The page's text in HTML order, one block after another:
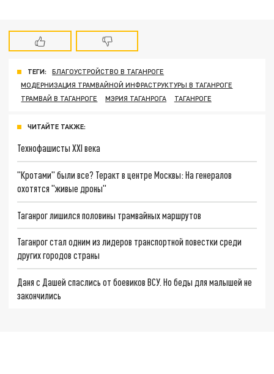
ТЕГИ:
БЛАГОУСТРОЙСТВО В ТАГАНРОГЕ
МОДЕРНИЗАЦИЯ ТРАМВАЙНОЙ ИНФРАСТРУКТУРЫ В ТАГАНРОГЕ
ТРАМВАЙ В ТАГАНРОГЕ
МЭРИЯ ТАГАНРОГА ТАГАНРОГЕ
ЧИТАЙТЕ ТАКЖЕ:
Технофашисты XXI века
"Кротами" были все? Теракт в центре Москвы: На генералов
охотятся "живые дроны"
Таганрог лишился половины трамвайных маршрутов
Таганрог стал одним из лидеров транспортной повестки среди
других городов страны
Даня с Дашей спаслись от боевиков ВСУ. Но беды для малышей не
закончились